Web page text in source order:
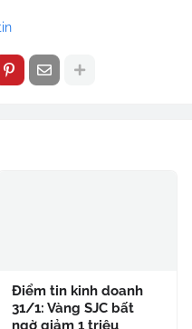
Điểm tin kinh doanh
31/1: Vàng SJC bất
ngờ giảm 1 triệu